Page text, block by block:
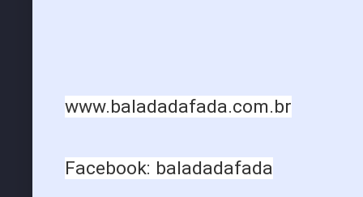
www.baladadafada.com.br
Facebook: baladadafada